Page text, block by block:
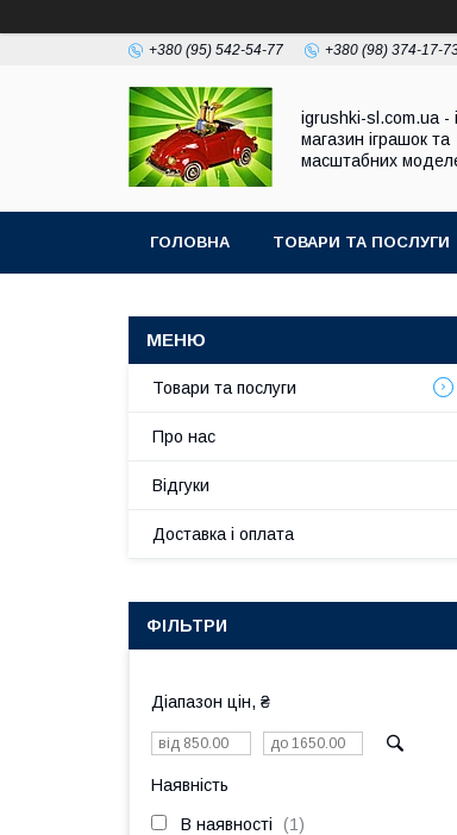
+380 (95) 542-54-77 +380 (98) 374-17-
igrushki-sl.com.ua -
магазин іграшок та
масштабних
ГОЛОВНА ТОВАРИ ТА ПОСЛУГИ
Товари та послуги
Про нас
Відгуки
Доставка і оплата
ФІЛЬТРИ
Діапазон цін, ₴
Наявність
В наявності 1